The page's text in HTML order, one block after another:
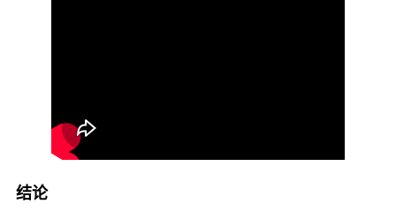
结论